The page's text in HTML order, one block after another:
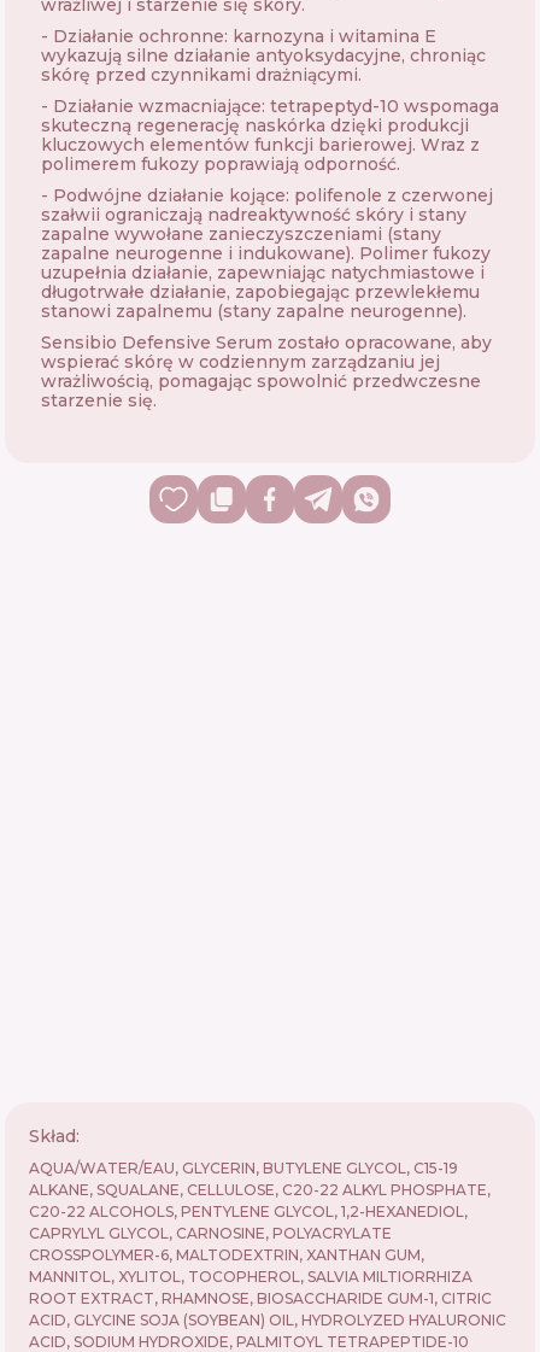
wrażliwej i starzenie się skóry.
- Działanie ochronne: karnozyna i witamina E
wykazują silne działanie antyoksydacyjne, chroniąc
skórę przed czynnikami drażniącymi.
- Działanie wzmacniające: tetrapeptyd-10 wspomaga
skuteczną regenerację naskórka dzięki produkcji
kluczowych elementów funkcji barierowej. Wraz z
polimerem fukozy poprawiają odporność.
- Podwójne działanie kojące: polifenole z czerwonej
szałwii ograniczają nadreaktywność skóry i stany
zapalne wywołane zanieczyszczeniami (stany
zapalne neurogenne i indukowane). Polimer fukozy
uzupełnia działanie, zapewniając natychmiastowe i
długotrwałe działanie, zapobiegając przewlekłemu
stanowi zapalnemu (stany zapalne neurogenne).
Sensibio Defensive Serum zostało opracowane, aby
wspierać skórę w codziennym zarządzaniu jej
wrażliwością, pomagając spowolnić przedwczesne
starzenie się.
Skład:
AQUA/WATER/EAU, GLYCERIN, BUTYLENE GLYCOL, C15-19
ALKANE, SQUALANE, CELLULOSE, C20-22 ALKYL PHOSPHATE,
C20-22 ALCOHOLS, PENTYLENE GLYCOL, 1,2-HEXANEDIOL,
CAPRYLYL GLYCOL, CARNOSINE, POLYACRYLATE
CROSSPOLYMER-6, MALTODEXTRIN, XANTHAN GUM,
MANNITOL, XYLITOL, TOCOPHEROL, SALVIA MILTIORRHIZA
ROOT EXTRACT, RHAMNOSE, BIOSACCHARIDE GUM-1, CITRIC
ACID, GLYCINE SOJA (SOYBEAN) OIL, HYDROLYZED HYALURONIC
ACID, SODIUM HYDROXIDE, PALMITOYL TETRAPEPTIDE-10